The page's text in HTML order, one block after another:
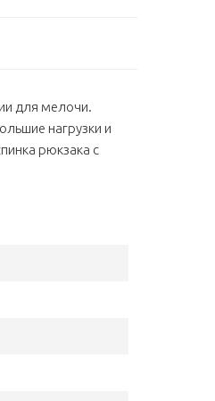
для мелочи.
нагрузки и
рюкзака с